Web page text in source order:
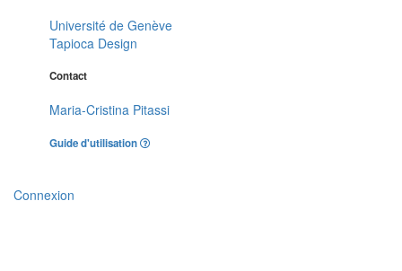
Université de Genève
Tapioca Design
Contact
Maria-Cristina Pitassi
Guide d'utilisation
Connexion